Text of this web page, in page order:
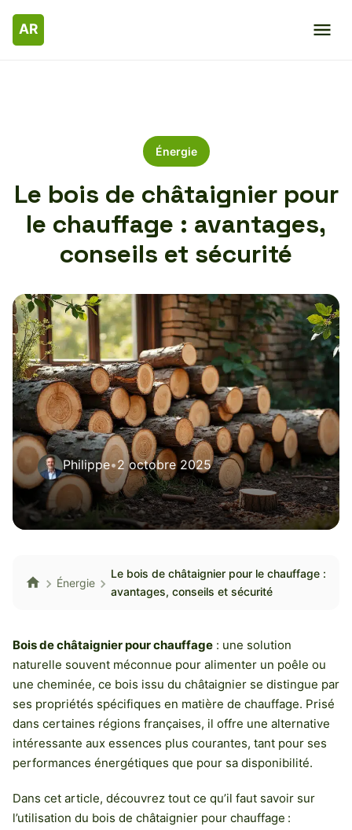
Énergie
Le bois de châtaignier pour
le chauffage : avantages,
conseils et sécurité
Philippe•2 octobre 2025
Énergie
Le bois de châtaignier pour le chauffage :
avantages, conseils et sécurité
Bois de châtaignier pour chauffage : une solution
naturelle souvent méconnue pour alimenter un poêle ou
une cheminée, ce bois issu du châtaignier se distingue par
ses propriétés spécifiques en matière de chauffage. Prisé
dans certaines régions françaises, il offre une alternative
intéressante aux essences plus courantes, tant pour ses
performances énergétiques que pour sa disponibilité.
Dans cet article, découvrez tout ce qu’il faut savoir sur
l’utilisation du bois de châtaignier pour chauffage :